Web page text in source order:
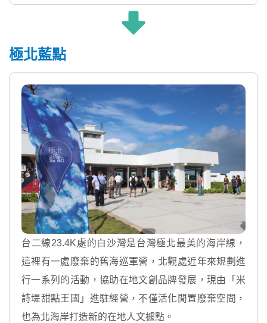
極北藍點
台二線23.4K處的白沙灣是台灣極北最美的海岸線，
這裡有一處廢棄的舊海巡軍營，北觀處近年來規劃進
行一系列的活動，協助在地文創品牌發展，現由「米
詩堤甜點王國」進駐經營，不僅活化閒置廢棄空間，
也為北海岸打造新的在地人文據點。